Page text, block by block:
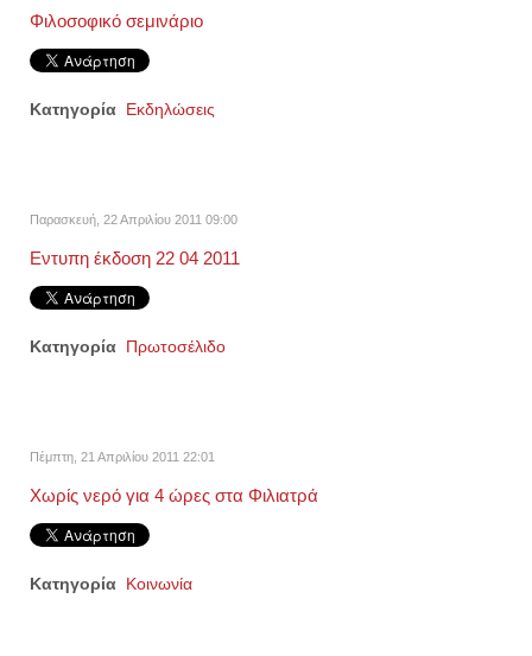
Φιλοσοφικό σεμινάριο
Κατηγορία Εκδηλώσεις
Παρασκευή, 22 Απριλίου 2011 09:00
Εντυπη έκδοση 22 04 2011
Κατηγορία Πρωτοσέλιδο
Πέμπτη, 21 Απριλίου 2011 22:01
Χωρίς νερό για 4 ώρες στα Φιλιατρά
Κατηγορία Κοινωνία